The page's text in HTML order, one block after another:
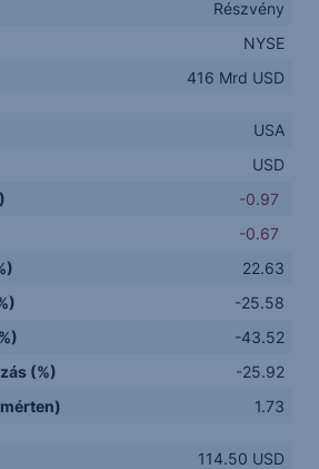
Részvény
NYSE
416 Mrd USD
USA
USD
-0.97
-0.67
22.63
-25.58
-43.52
(%)
-25.92
1.73
114.50 USD